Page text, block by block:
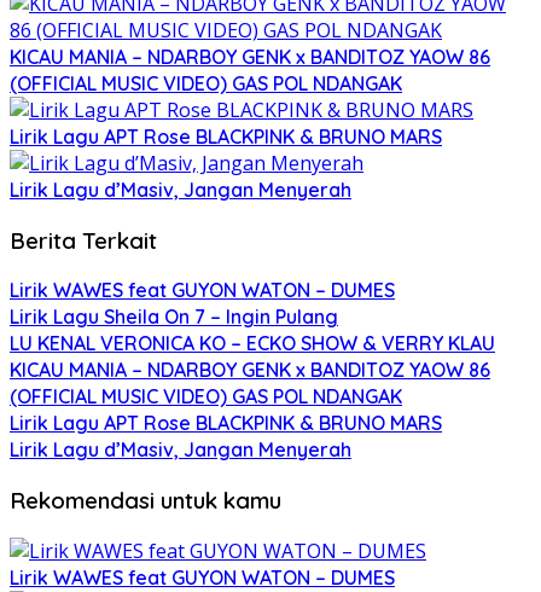
KICAU MANIA – NDARBOY GENK x BANDITOZ YAOW 86
(OFFICIAL MUSIC VIDEO) GAS POL NDANGAK
Lirik Lagu APT Rose BLACKPINK & BRUNO MARS
Lirik Lagu d’Masiv, Jangan Menyerah
Berita Terkait
Lirik WAWES feat GUYON WATON – DUMES
Lirik Lagu Sheila On 7 – Ingin Pulang
LU KENAL VERONICA KO – ECKO SHOW & VERRY KLAU
KICAU MANIA – NDARBOY GENK x BANDITOZ YAOW 86
(OFFICIAL MUSIC VIDEO) GAS POL NDANGAK
Lirik Lagu APT Rose BLACKPINK & BRUNO MARS
Lirik Lagu d’Masiv, Jangan Menyerah
Rekomendasi untuk kamu
Lirik WAWES feat GUYON WATON – DUMES